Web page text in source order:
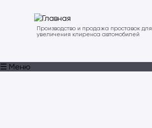
Производство и продажа проставок для
увеличения клиренса автомобилей
☰ Меню